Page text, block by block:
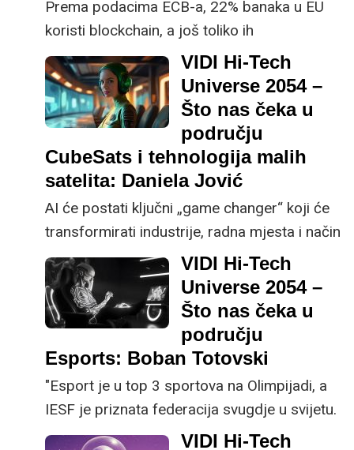
Prema podacima ECB-a, 22% banaka u EU
koristi blockchain, a još toliko ih
eksperimentira s njime. Kroz 30 godina taj
broj će biti gotovo 100% - sve banke, sve
platne institucije, sve burze i brokeri, sva
osiguranja, skoro svi će u svojem
poslovanju koristiti blockchain, a oni koji ga
ne koriste bit će iznimka, kao danas
tvrdi Nikola Škorić, CEO tvrtke Electrocoin.
VIDI Hi-Tech
Universe 2054 –
Što nas čeka u
području
CubeSats i tehnologija malih
satelita: Daniela Jović
AI će postati ključni „game changer“ koji će
transformirati industrije, radna mjesta i način
funkcioniranja društava. Njegov utjecaj na
istraživanje svemira omogućit će autonomne
misije, brže donošenje odluka i analizu
podataka u stvarnom vremenu, poručila je
Daniela Jović, CCO Spacemanic-a i
voditeljica misije CroCube.
VIDI Hi-Tech
Universe 2054 –
Što nas čeka u
području
Esports: Boban Totovski
"Esport je u top 3 sportova na Olimpijadi, a
IESF je priznata federacija svugdje u svijetu.
Na istoj je razini kao i FIFA". Prema Bobanu
VIDI Hi-Tech